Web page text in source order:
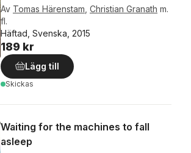
Av Tomas Härenstam Christian Granath m.
fl.
Häftad, Svenska, 2015
189 kr
Lägg till
Skickas
Waiting for the machines to fall
asleep